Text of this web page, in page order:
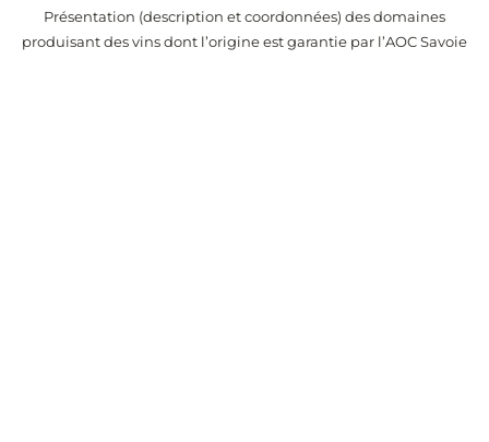
Présentation (description et coordonnées) des domaines
produisant des vins dont l’origine est garantie par l’AOC Savoie